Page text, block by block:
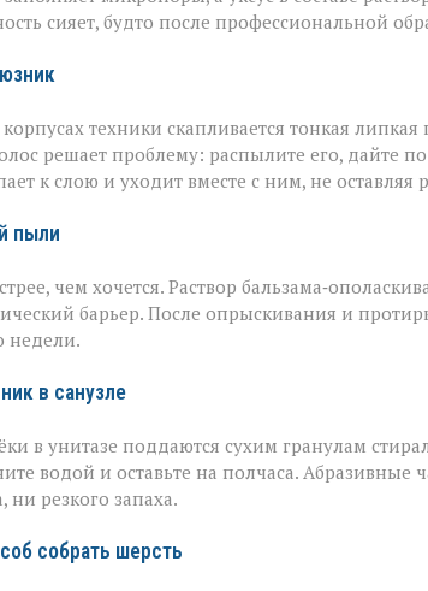
сияет, будто после профессиональной
техники скапливается тонкая липкая
решает проблему: распылите его, дайте
к слою и уходит вместе с ним, не оставляя
пыли
чем хочется. Раствор
барьер. После опрыскивания и
недели.
в санузле
в унитазе поддаются сухим гранулам
водой и оставьте на полчаса. Абразивные
ни резкого запаха.
собрать шерсть